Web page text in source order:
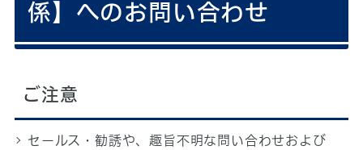
係】へのお問い合わせ
ご注意
セールス・勧誘や、趣旨不明な問い合わせおよび